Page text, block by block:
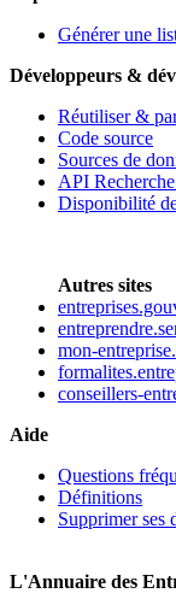
Générer une
Développeurs &
Réutiliser &
Code source
Sources de
API
Disponibilité
Autres sites
mon-
conseillers-
Aide
Questions
Définitions
Supprimer ses
L'Annuaire des